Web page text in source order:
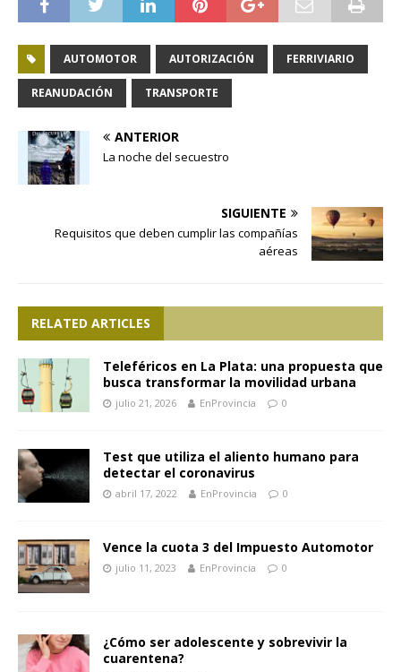
AUTOMOTOR AUTORIZACIÓN FERRIVIARIO
REANUDACIÓN TRANSPORTE
ANTERIOR
La noche del secuestro
SIGUIENTE
Requisitos que deben cumplir las compañías
aéreas
RELATED ARTICLES
Teleféricos en La Plata: una propuesta que
busca transformar la movilidad urbana
julio 21, 2026 EnProvincia 0
Test que utiliza el aliento humano para
detectar el coronavirus
abril 17, 2022 EnProvincia 0
Vence la cuota 3 del Impuesto Automotor
julio 11, 2023 EnProvincia 0
¿Cómo ser adolescente y sobrevivir la
cuarentena?